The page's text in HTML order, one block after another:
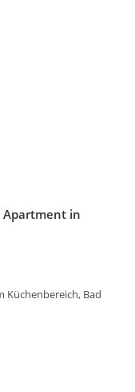
Apartment in
Küchenbereich, Bad